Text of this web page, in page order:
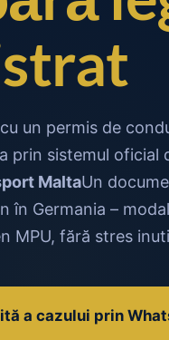
un permis de
prin sistemul oficial
MaltaUn
în Germania –
MPU, fără stres
a cazului prin